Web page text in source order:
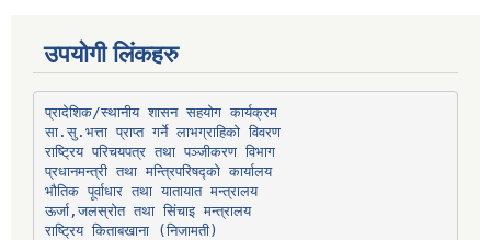
उपयोगी लिंकहरु
प्रादेशिक/स्थानीय शासन सहयोग कार्यक्रम
सा.सु.भत्ता प्राप्त गर्ने लाभग्राहिको विवरण
राष्ट्रिय परिचयपत्र तथा पञ्‍जीकरण विभाग
प्रधानमन्त्री तथा मन्त्रिपरिषद्को कार्यालय
भौतिक पूर्वाधार तथा यातायात मन्त्रालय
ऊर्जा,जलस्रोत तथा सिंचाइ मन्त्रालय